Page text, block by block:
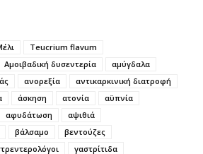
Teucrium flavum
Αμοιβαδική δυσεντερία
αμύγδαλα
ανορεξία
αντικαρκινική διατροφή
άσκηση ατονία
αϋπνία
αφυδάτωση
αψιθιά
βάλσαμο
βεντούζες
γαστρίτιδα